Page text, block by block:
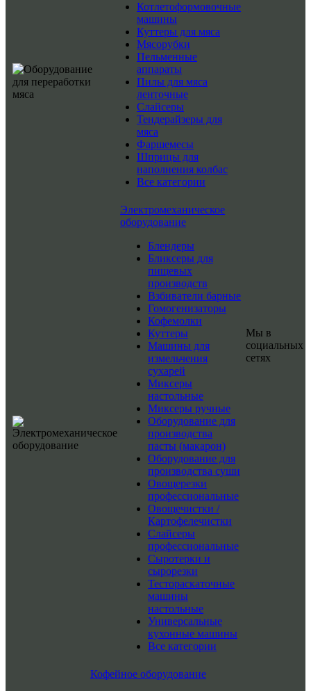
Котлетоформовочные
машины
Куттеры для мяса
Мясорубки
Пельменные
аппараты
Пилы для мяса
ленточные
Слайсеры
Тендерайзеры для
мяса
Фаршемесы
Шприцы для
наполнения колбас
Все категории
Электромеханическое
оборудование
Блендеры
Бликсеры для
пищевых
производств
Взбиватели барные
Гомогенизаторы
Кофемолки
Куттеры
Машины для
измельчения
сухарей
Миксеры
настольные
Миксеры ручные
Оборудование для
производства
пасты (макарон)
Оборудование для
производства суши
Овощерезки
профессиональные
Овощечистки /
Картофелечистки
Слайсеры
профессиональные
Сыротерки и
сырорезки
Тестораскаточные
машины
настольные
Универсальные
кухонные машины
Все категории
Кофейное оборудование
Мы в
социальных
сетях